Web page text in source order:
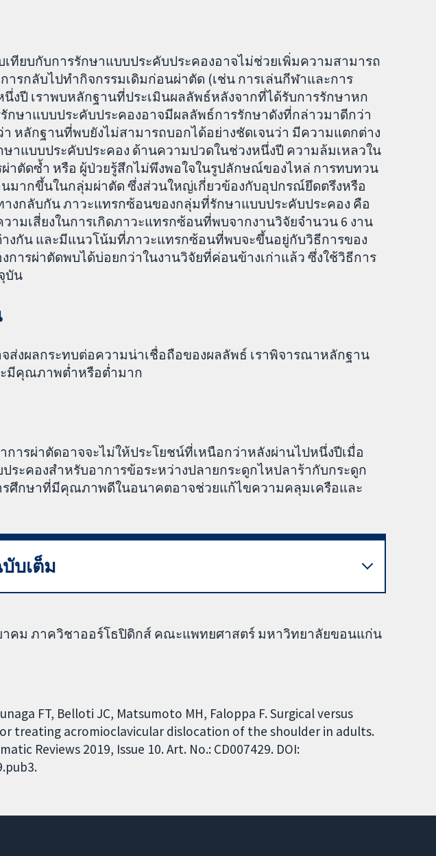
เทียบกับการรักษาแบบประคับประคองอาจไม่ช่วยเพิ่มความสามารถ
รกลับไปทำกิจกรรมเดิมก่อนผ่าตัด (เช่น การเล่นกีฬาและการ
งปี เราพบหลักฐานที่ประเมินผลลัพธ์หลังจากที่ได้รับการรักษาหก
กษาแบบประคับประคองอาจมีผลลัพธ์การรักษาดังที่กล่าวมาดีกว่า
หลักฐานที่พบยังไม่สามารถบอกได้อย่างชัดเจนว่า มีความแตกต่าง
ษาแบบประคับประคอง ด้านความปวดในช่วงหนึ่งปี ความล้มเหลวใน
าตัดซ้ำ หรือ ผู้ป่วยรู้สึกไม่พึงพอใจในรูปลักษณ์ของไหล่ การทบทวน
มากขึ้นในกลุ่มผ่าตัด ซึ่งส่วนใหญ่เกี่ยวข้องกับอุปกรณ์ยึดตรึงหรือ
างกลับกัน ภาวะแทรกซ้อนของกลุ่มที่รักษาแบบประคับประคอง คือ
ามเสี่ยงในการเกิดภาวะแทรกซ้อนที่พบจากงานวิจัยจำนวน 6 งาน
งกัน และมีแนวโน้มที่ภาวะแทรกซ้อนที่พบจะขึ้นอยู่กับวิธีการของ
การผ่าตัดพบได้บ่อยกว่าในงานวิจัยที่ค่อนข้างเก่าแล้ว ซึ่งใช้วิธีการ
บัน
ส่งผลกระทบต่อความน่าเชื่อถือของผลลัพธ์ เราพิจารณาหลักฐาน
มีคุณภาพต่ำหรือต่ำมาก
รผ่าตัดอาจจะไม่ให้ประโยชน์ที่เหนือกว่าหลังผ่านไปหนึ่งปีเมื่อ
ระคองสำหรับอาการข้อระหว่างปลายกระดูกไหปลาร้ากับกระดูก
ศึกษาที่มีคุณภาพดีในอนาคตอาจช่วยแก้ไขความคลุมเครือและ
บเต็ม
คม ภาควิชาออร์โธปิดิกส์ คณะแพทยศาสตร์ มหาวิทยาลัยขอนแก่น
FT, Belloti JC, Matsumoto MH, Faloppa F. Surgical versus
treating acromioclavicular dislocation of the shoulder in adults.
Reviews 2019, Issue 10. Art. No.: CD007429. DOI: